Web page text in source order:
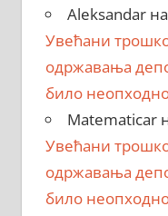
Aleksandarна
Увећани
одржавања
било
Matematicar
Увећани
одржавања
било